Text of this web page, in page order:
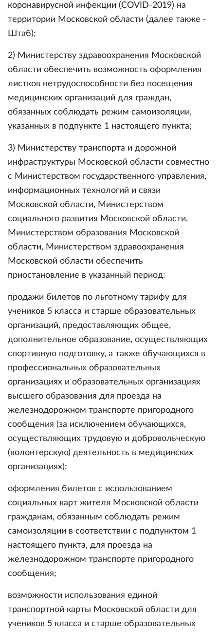
коронавирусной инфекции (COVID-2019) на
территории Московской области (далее также -
Штаб);
2) Министерству здравоохранения Московской
области обеспечить возможность оформления
листков нетрудоспособности без посещения
медицинских организаций для граждан,
обязанных соблюдать режим самоизоляции,
указанных в подпункте 1 настоящего пункта;
3) Министерству транспорта и дорожной
инфраструктуры Московской области совместно
с Министерством государственного управления,
информационных технологий и связи
Московской области, Министерством
социального развития Московской области,
Министерством образования Московской
области, Министерством здравоохранения
Московской области обеспечить
приостановление в указанный период:
продажи билетов по льготному тарифу для
учеников 5 класса и старше образовательных
организаций, предоставляющих общее,
дополнительное образование, осуществляющих
спортивную подготовку, а также обучающихся в
профессиональных образовательных
организациях и образовательных организациях
высшего образования для проезда на
железнодорожном транспорте пригородного
сообщения (за исключением обучающихся,
осуществляющих трудовую и добровольческую
(волонтерскую) деятельность в медицинских
организациях);
оформления билетов с использованием
социальных карт жителя Московской области
гражданам, обязанным соблюдать режим
самоизоляции в соответствии с подпунктом 1
настоящего пункта, для проезда на
железнодорожном транспорте пригородного
сообщения;
возможности использования единой
транспортной карты Московской области для
учеников 5 класса и старше образовательных